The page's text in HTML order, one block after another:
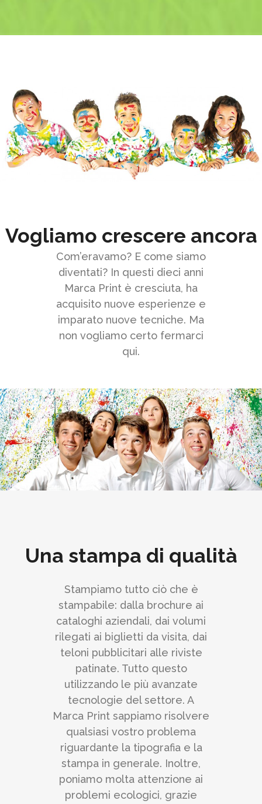
Vogliamo crescere ancora
Com’eravamo? E come siamo
diventati? In questi dieci anni
Marca Print è cresciuta, ha
acquisito nuove esperienze e
imparato nuove tecniche. Ma
non vogliamo certo fermarci
qui.
Una stampa di qualità
Stampiamo tutto ciò che è
stampabile: dalla brochure ai
cataloghi aziendali, dai volumi
rilegati ai biglietti da visita, dai
teloni pubblicitari alle riviste
patinate. Tutto questo
utilizzando le più avanzate
tecnologie del settore. A
Marca Print sappiamo risolvere
qualsiasi vostro problema
riguardante la tipografia e la
stampa in generale. Inoltre,
poniamo molta attenzione ai
problemi ecologici, grazie